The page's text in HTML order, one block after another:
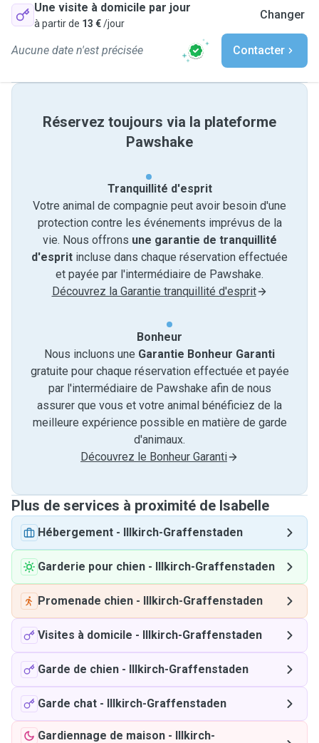
Une visite à domicile par jour
à partir de 13 €/jour
Changer
Aucune date n'est précisée Contacter
Réservez toujours via la plateforme
Pawshake
Tranquillité d'esprit
Votre animal de compagnie peut avoir besoin d'une
protection contre les événements imprévus de la
vie. Nous offrons une garantie de tranquillité
d'esprit incluse dans chaque réservation effectuée
et payée par l'intermédiaire de Pawshake.
Découvrez la Garantie tranquillité d'esprit
Bonheur
Nous incluons une Garantie Bonheur Garanti
gratuite pour chaque réservation effectuée et payée
par l'intermédiaire de Pawshake afin de nous
assurer que vous et votre animal bénéficiez de la
meilleure expérience possible en matière de garde
d'animaux.
Découvrez le Bonheur Garanti
Plus de services à proximité de Isabelle
Hébergement - Illkirch-Graffenstaden
Garderie pour chien - Illkirch-Graffenstaden
Promenade chien - Illkirch-Graffenstaden
Visites à domicile - Illkirch-Graffenstaden
Garde de chien - Illkirch-Graffenstaden
Garde chat - Illkirch-Graffenstaden
Gardiennage de maison - Illkirch-